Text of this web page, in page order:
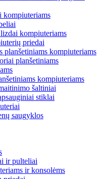
kompiuteriams
kompiuteriams
priedai
planšetiniams kompiuteriams
planšetiniams
kompiuteriams
šaltiniai
stiklai
saugyklos
ir pulteliai
ir konsolėms